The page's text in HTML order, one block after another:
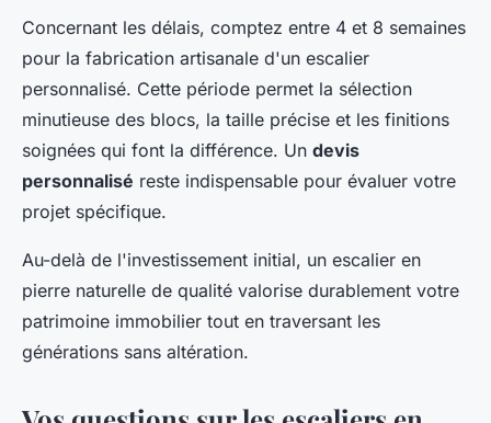
Concernant les délais, comptez entre 4 et 8 semaines
pour la fabrication artisanale d'un escalier
personnalisé. Cette période permet la sélection
minutieuse des blocs, la taille précise et les finitions
soignées qui font la différence. Un devis
personnalisé reste indispensable pour évaluer votre
projet spécifique.
Au-delà de l'investissement initial, un escalier en
pierre naturelle de qualité valorise durablement votre
patrimoine immobilier tout en traversant les
générations sans altération.